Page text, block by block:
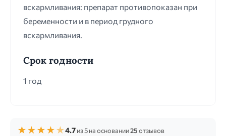
вскармливания: препарат противопоказан при
беременности и в период грудного
вскармливания.
Срок годности
1 год
★★★★★4.7из 5 на основании25отзывов